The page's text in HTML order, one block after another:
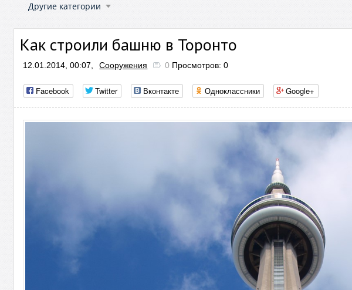
Другие категории
Как строили башню в Торонто
12.01.2014, 00:07, Сооружения 0 Просмотров: 0
Facebook Twitter Вконтакте Одноклассники Google+